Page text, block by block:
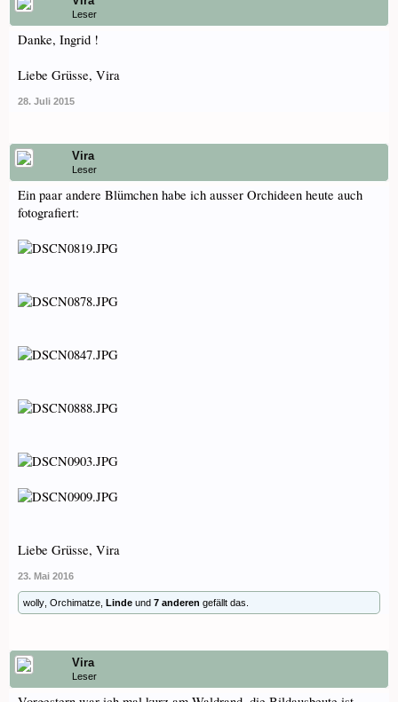
Leser
Danke, Ingrid !
Liebe Grüsse, Vira
28. Juli 2015
Vira
Leser
Ein paar andere Blümchen habe ich ausser Orchideen heute auch
fotografiert:
Liebe Grüsse, Vira
23. Mai 2016
wolly Orchimatze Linde und 7 anderen gefällt das.
Vira
Leser